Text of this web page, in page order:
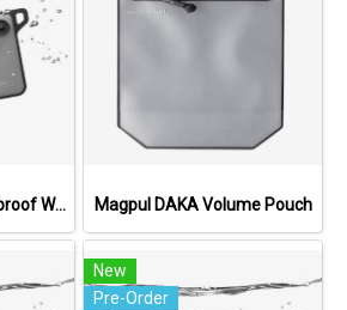
Magpul DAKA Waterproof Window Pouch, Large Magpul DAKA Volume Pouch
New
Pre-Order